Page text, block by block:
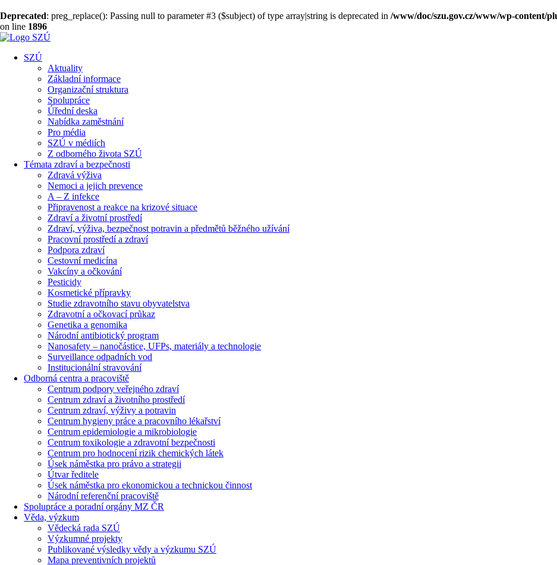
Deprecated: preg_replace(): Passing null to parameter #3 ($subject) of type array|string is deprecated in /www/doc/szu.gov.cz/www/wp-content/
on line 1896
SZÚ
Aktuality
Základní informace
Organizační struktura
Spolupráce
Úřední deska
Nabídka zaměstnání
Pro média
SZÚ v médiích
Z odborného života SZÚ
Témata zdraví a bezpečnosti
Zdravá výživa
Nemoci a jejich prevence
A – Z infekce
Připravenost a reakce na krizové situace
Zdraví a životní prostředí
Zdraví, výživa, bezpečnost potravin a předmětů běžného užívání
Pracovní prostředí a zdraví
Podpora zdraví
Cestovní medicína
Vakcíny a očkování
Pesticidy
Kosmetické přípravky
Studie zdravotního stavu obyvatelstva
Zdravotní a očkovací průkaz
Genetika a genomika
Národní antibiotický program
Nanosafety – nanočástice, UFPs, materiály a technologie
Surveillance odpadních vod
Institucionální stravování
Odborná centra a pracoviště
Centrum podpory veřejného zdraví
Centrum zdraví a životního prostředí
Centrum zdraví, výživy a potravin
Centrum hygieny práce a pracovního lékařství
Centrum epidemiologie a mikrobiologie
Centrum toxikologie a zdravotní bezpečnosti
Centrum pro hodnocení rizik chemických látek
Úsek náměstka pro právo a strategii
Útvar ředitele
Úsek náměstka pro ekonomickou a technickou činnost
Národní referenční pracoviště
Spolupráce a poradní orgány MZ ČR
Věda, výzkum
Vědecká rada SZÚ
Výzkumné projekty
Publikované výsledky vědy a výzkumu SZÚ
Mapa preventivních projektů